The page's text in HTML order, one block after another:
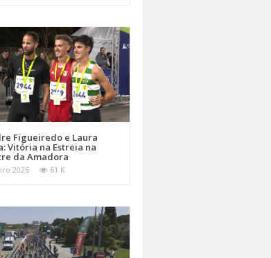
Figueiredo e Laura
Vitória na Estreia na
da Amadora
2026 61 K